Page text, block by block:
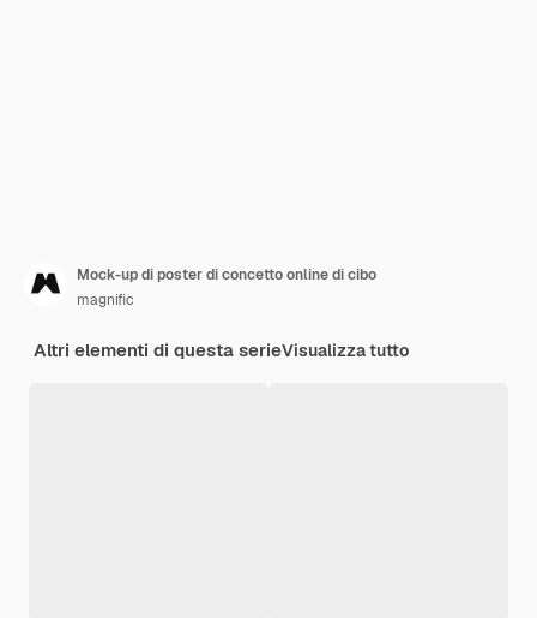
Mock-up di poster di concetto online di cibo
magnific
Altri elementi di questa serieVisualizza tutto